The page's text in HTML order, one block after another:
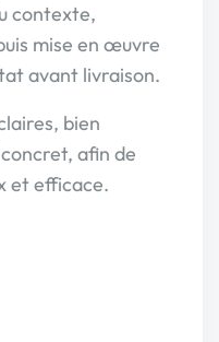
contexte,
mise en œuvre
avant livraison.
bien
afin de
et efficace.